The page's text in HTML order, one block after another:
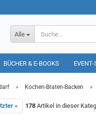
Alle
BÜCHER & E-BOOKS
» Kochen-Braten-Backen »
» 178 Artikel in dieser